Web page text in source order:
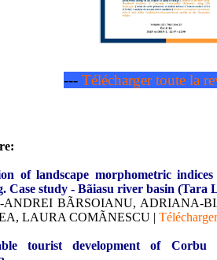
of landscape morphometric
Case study - Bãiasu river basin (Tara
BÃRSOIANU, ADRIANA-
LAURA COMÃNESCU | Télécharger
tourist development of Corbu
--- Télécharger toute la